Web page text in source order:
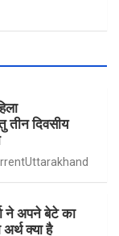
तीन दिवसीय
ने अपने बेटे का
क्‍या है